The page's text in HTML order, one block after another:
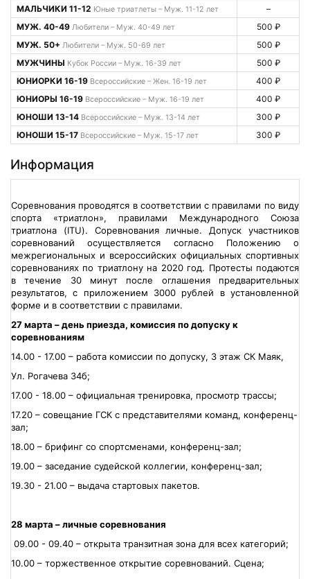
МАЛЬЧИКИ 11-12 Юные триатлеты – Муж. 11-12 лет
–
МУЖ. 40-49 Любители – Муж. 40-49 лет
500 ₽
МУЖ. 50+ Любители – Муж. 50-69 лет
500 ₽
МУЖЧИНЫ Кубок России – Муж. 16-39 лет
500 ₽
ЮНИОРКИ 16-19 Всероссийские – Жен. 16-19 лет
400 ₽
ЮНИОРЫ 16-19 Всероссийские – Муж. 16-19 лет
400 ₽
ЮНОШИ 13-14 Всероссийские – Муж. 13-14 лет
300 ₽
ЮНОШИ 15-17 Всероссийские – Муж. 15-17 лет 300 ₽
Информация
Соревнования проводятся в соответствии с правилами по виду
спорта «триатлон», правилами Международного Союза
триатлона (ITU). Соревнования личные. Допуск участников
соревнований осуществляется согласно Положению о
межрегиональных и всероссийских официальных спортивных
соревнованиях по триатлону на 2020 год. Протесты подаются
в течение 30 минут после оглашения предварительных
результатов, с приложением 3000 рублей в установленной
форме и в соответствии с правилами.
27 марта – день приезда, комиссия по допуску к
соревнованиям
14.00 - 17.00 – работа комиссии по допуску, 3 этаж СК Маяк,
Ул. Рогачева 34б;
17.00 - 18.00 – официальная тренировка, просмотр трассы;
17.20 – совещание ГСК с представителями команд, конференц-
зал;
18.00 – брифинг со спортсменами, конференц-зал;
19.00 – заседание судейской коллегии, конференц-зал;
19.30 - 21.00 – выдача стартовых пакетов.
28 марта – личные соревнования
09.00 - 09.40 – открыта транзитная зона для всех категорий;
10.00 – торжественное открытие соревнований. Сцена;